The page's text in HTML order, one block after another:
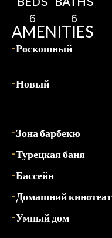
6 6
AMENITIES
Роскошный
Новый
Зона барбекю
Турецкая баня
Бассейн
Домашний
Умный дом